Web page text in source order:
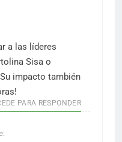
a las líderes
Sisa o
impacto también
PARA RESPONDER